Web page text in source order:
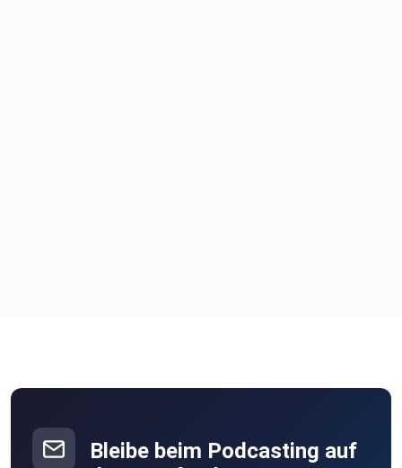
Bleibe beim Podcasting auf